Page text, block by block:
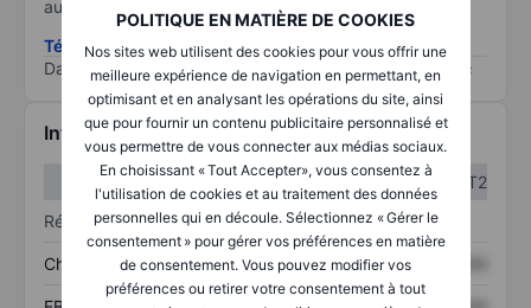
POLITIQUE EN MATIÈRE DE COOKIES
Nos sites web utilisent des cookies pour vous offrir une
meilleure expérience de navigation en permettant, en
optimisant et en analysant les opérations du site, ainsi
que pour fournir un contenu publicitaire personnalisé et
vous permettre de vous connecter aux médias sociaux.
En choisissant « Tout Accepter», vous consentez à
l'utilisation de cookies et au traitement des données
personnelles qui en découle. Sélectionnez « Gérer le
consentement » pour gérer vos préférences en matière
de consentement. Vous pouvez modifier vos
préférences ou retirer votre consentement à tout
au risque le plus élevé).
Télécharger la méthodologie ESG (en anglais)
Data provided by
/
Informations financières
T1
T2
Résultats
Chiffre d’affaires XXXXXXX